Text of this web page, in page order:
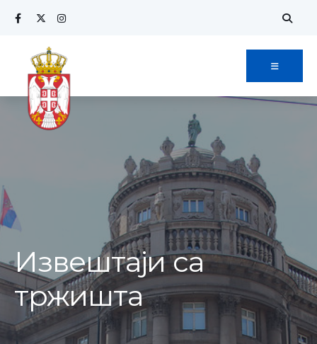
Извештаји са
тржишта